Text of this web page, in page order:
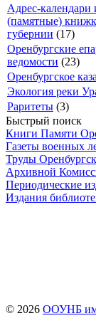
Адрес-календари
(памятные)
губернии (17)
Оренбургские
ведомости (23)
Оренбургское
Экология реки
Раритеты (3)
Быстрый поиск
Книги Памяти
Газеты военных
Труды
Архивной
Периодические
Издания
© 2026 ООУНБ им.